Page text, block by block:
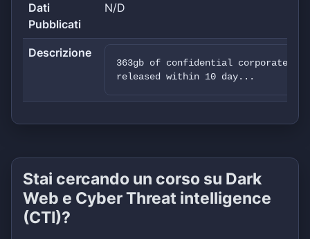
Dati
Pubblicati
N/D
Descrizione
363gb of confidential corporate
released within 10 day...
Stai cercando un corso su Dark
Web e Cyber Threat intelligence
(CTI)?